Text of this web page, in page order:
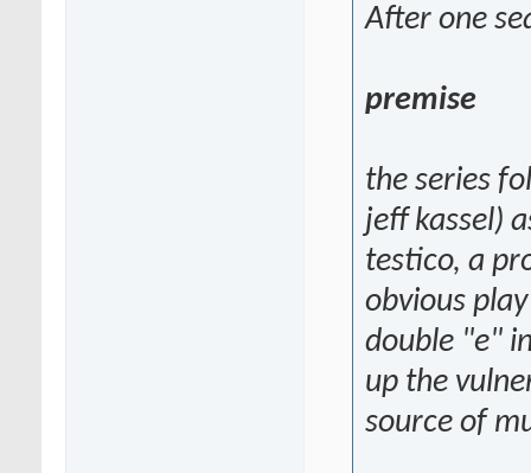
After one
premise
the series
jeff kassel)
testico, a
obvious
double "e"
up the
source of